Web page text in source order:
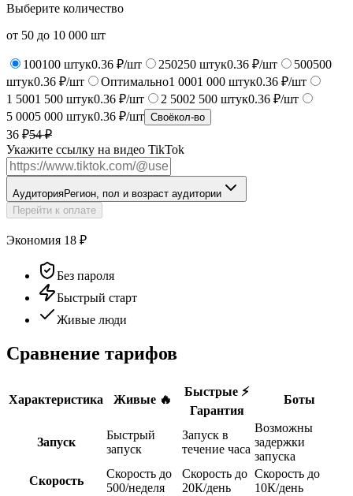
Выберите количество
от 50 до 10 000 шт
100100 штук0.36 ₽/шт 250250 штук0.36 ₽/шт 500500
штук0.36 ₽/шт Оптимально1 0001 000 штук0.36 ₽/шт
1 5001 500 штук0.36 ₽/шт 2 5002 500 штук0.36 ₽/шт
5 0005 000 штук0.36 ₽/шт Своёкол-во
36 ₽54₽
Укажите ссылку на видео TikTok
АудиторияРегион, пол и возраст аудитории
Перейти к оплате
Экономия 18 ₽
Без пароля
Быстрый старт
Живые люди
Сравнение тарифов
Характеристика Живые 🔥
Быстрые ⚡️
Гарантия
Боты
Запуск
Быстрый
запуск
Запуск в
течение часа
Возможны
задержки
запуска
Скорость
Скорость до
500/неделя
Скорость до
20К/день
Скорость до
10К/день